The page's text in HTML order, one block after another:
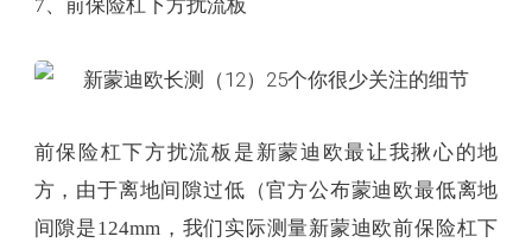
7、前保险杠下方扰流板
前保险杠下方扰流板是新蒙迪欧最让我揪心的地
方，由于离地间隙过低（官方公布蒙迪欧最低离地
间隙是124mm，我们实际测量新蒙迪欧前保险杠下